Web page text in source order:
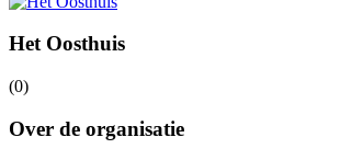
Het Oosthuis
(0)
Over de organisatie